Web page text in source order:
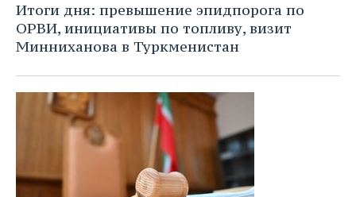
Итоги дня: превышение эпидпорога по
ОРВИ, инициативы по топливу, визит
Минниханова в Туркменистан